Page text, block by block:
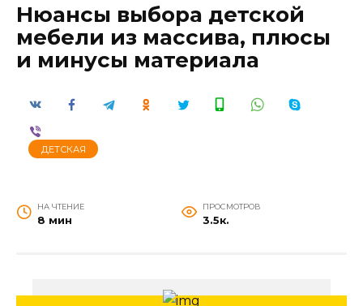
Нюансы выбора детской
мебели из массива, плюсы
и минусы материала
ДЕТСКАЯ
НА ЧТЕНИЕ
8 мин
ПРОСМОТРОВ
3.5к.